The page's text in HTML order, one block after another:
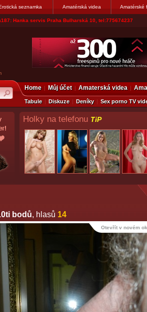
seznamka Amatérská videa Amatérské
se par, ktery nekdy přemýšlel o divákovi. Napiste
Home Můj účet Amaterská videa
Tabule Diskuze Deníky Sex porno TV
Holky na telefonu TiP
bodů, hlasů 14
Otevřít v novém